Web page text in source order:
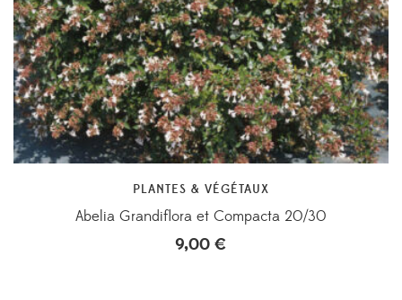
PLANTES & VÉGÉTAUX
Abelia Grandiflora et Compacta 20/30
9,00 €